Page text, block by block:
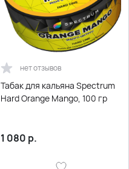
нет отзывов
Табак для кальяна Spectrum
Hard Orange Mango, 100 гр
1 080 р.